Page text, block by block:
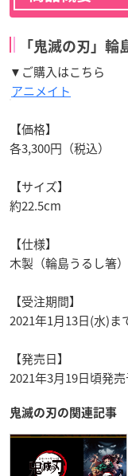
「鬼滅の刃」輪
▼ご購入はこちら
アニメイト
【価格】
各3,300円（税込）
【サイズ】
約22.5cm
【仕様】
木製（輪島うるし箸）
【受注期間】
2021年1月13日(水)ま
【発売日】
2021年3月19日頃発
鬼滅の刃の関連記事